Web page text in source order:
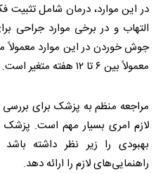
در این موارد، درمان شامل تثبیت
التهاب و در برخی موارد جراحی
جوش خوردن در این موارد
معمولاً بین ۶ تا ۱۲ هفته متغیر است.
مراجعه منظم به پزشک برای
لازم امری بسیار مهم است. پزشک
بهبودی را زیر نظر داشته
راهنمایی‌های لازم را ارائه دهد.